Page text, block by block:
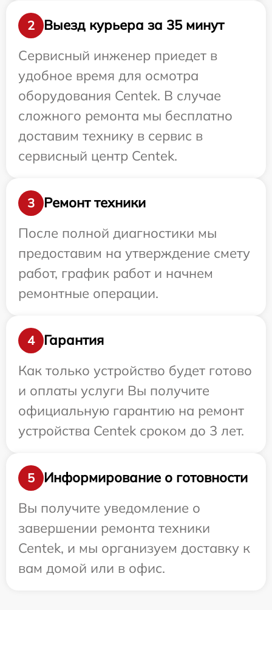
2
Выезд курьера за 35 минут
Сервисный инженер приедет в
удобное время для осмотра
оборудования Centek. В случае
сложного ремонта мы бесплатно
доставим технику в сервис в
сервисный центр Centek.
3
Ремонт техники
После полной диагностики мы
предоставим на утверждение смету
работ, график работ и начнем
ремонтные операции.
4
Гарантия
Как только устройство будет готово
и оплаты услуги Вы получите
официальную гарантию на ремонт
устройства Centek сроком до 3 лет.
5
Информирование о готовности
Вы получите уведомление о
завершении ремонта техники
Centek, и мы организуем доставку к
вам домой или в офис.